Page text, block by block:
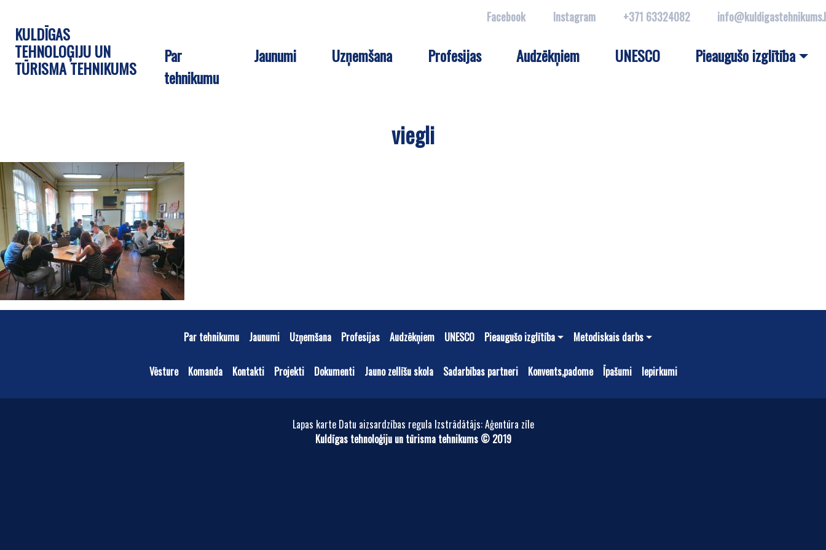
KULDĪGAS
TEHNOLOĢIJU UN
TŪRISMA TEHNIKUMS
Facebook Instagram +371 63324082
Par
tehnikumu
Jaunumi Uzņemšana Profesijas Audzēkņiem UNESCO Pieaugušo izglītība
viegli
Par tehnikumu Jaunumi Uzņemšana Profesijas Audzēkņiem UNESCO Pieaugušo izglītība Metodiskais darbs
Vēsture Komanda Kontakti Projekti Dokumenti Jauno zellīšu skola Sadarbības partneri Konvents,padome Īpašumi Iepirkumi
Lapas karte Datu aizsardzības regula Izstrādātājs: Aģentūra zīle
Kuldīgas tehnoloģiju un tūrisma tehnikums © 2019